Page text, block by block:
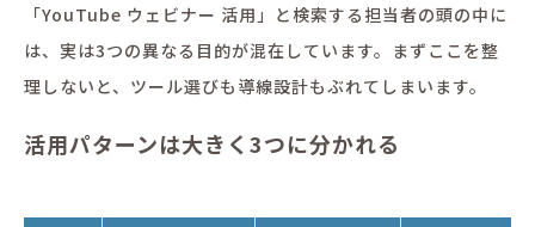
「YouTube ウェビナー 活用」と検索する担当者の頭の中に
は、実は3つの異なる目的が混在しています。まずここを整
理しないと、ツール選びも導線設計もぶれてしまいます。
活用パターンは大きく3つに分かれる